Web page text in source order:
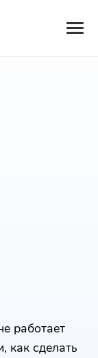
работает
как сделать